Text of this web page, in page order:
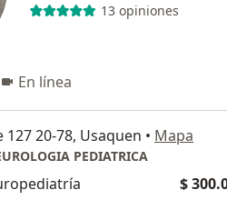
13 opiniones
En línea
127 20-78, Usaquen • Mapa
PEDIATRICA
$